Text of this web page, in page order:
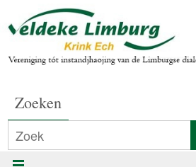
Zoeken